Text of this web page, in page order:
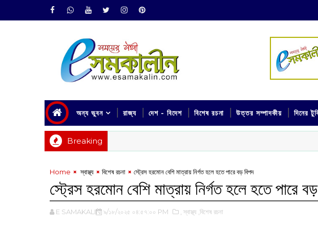
অন্য ভুবন রাজ্য দেশ - বিদেশ বিশেষ রচনা উত্তর সম্পাদকীয় দিনের
Breaking
Home ‌ স্বাস্থ্য বিশেষ রচনা স্ট্রেস হরমোন বেশি মাত্রায় নির্গত হলে হতে পারে বড় বিপদ
স্ট্রেস হরমোন বেশি মাত্রায় নির্গত হলে হতে পারে
E SAMAKALIN ৯/১৮/২০২৫ ০৪:৫৭:০০ PM ,‌ স্বাস্থ্য ,বিশেষ রচনা